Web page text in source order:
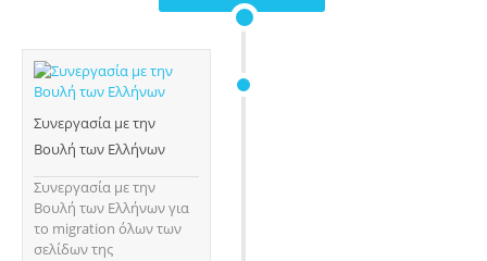
Συνεργασία με την
Βουλή των Ελλήνων
Συνεργασία με την
Βουλή των Ελλήνων για
το migration όλων των
σελίδων της